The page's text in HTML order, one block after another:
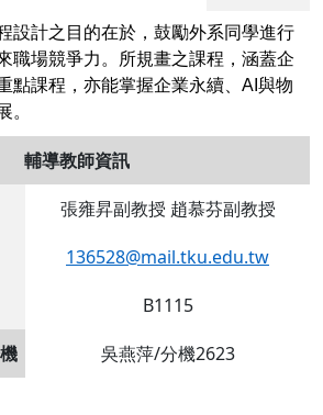
設計之目的在於，鼓勵外系同學進行
職場競爭力。所規畫之課程，涵蓋企
點課程，亦能掌握企業永續、AI與物
。
輔導教師資訊
張雍昇副教授 趙慕芬副教授
136528@mail.tku.edu.tw
B1115
吳燕萍/分機2623